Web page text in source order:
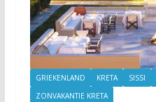
GRIEKENLAND KRETA SISSI
ZONVAKANTIE KRETA